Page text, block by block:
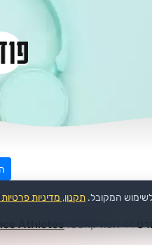
>>הפודקאסט: Athletes
המקובל. תקנון, מדיניות